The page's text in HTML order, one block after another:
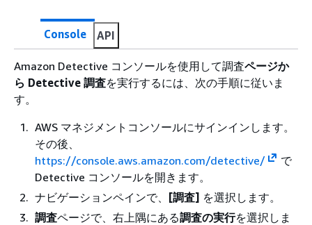
Console API
Amazon Detective コンソールを使用して調査ページか
ら Detective 調査を実行するには、次の手順に従いま
す。
AWS マネジメントコンソールにサインインします。
その後、
https://console.aws.amazon.com/detective/
で
Detective コンソールを開きます。
ナビゲーションペインで、
[調査] を選択します。
調査ページで、右上隅にある調査の実行を選択しま